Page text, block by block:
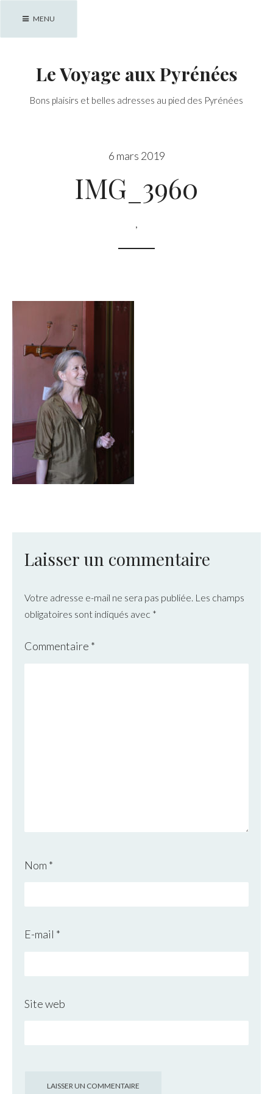
MENU
Le Voyage aux Pyrénées
Bons plaisirs et belles adresses au pied des Pyrénées
6 mars 2019
IMG_3960
,
Laisser un commentaire
Votre adresse e-mail ne sera pas publiée. Les champs
obligatoires sont indiqués avec *
Commentaire *
Nom *
E-mail *
Site web